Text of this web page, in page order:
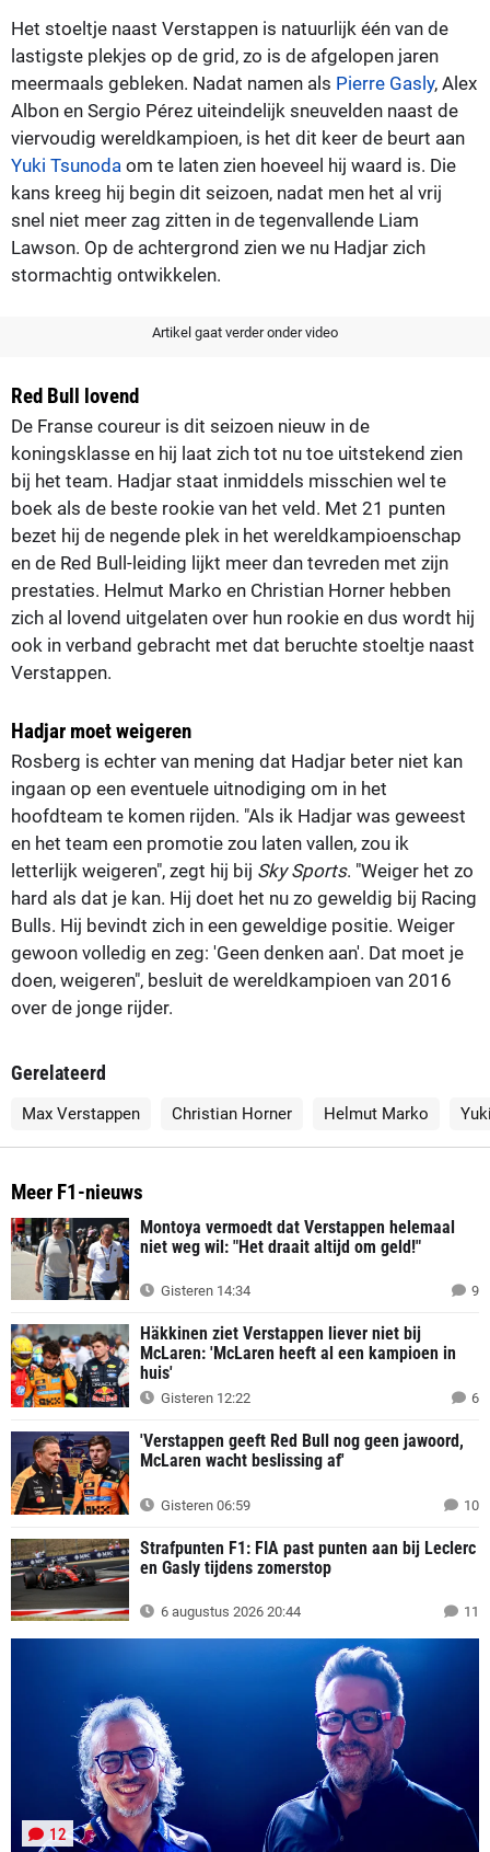
Het stoeltje naast Verstappen is natuurlijk één van de
lastigste plekjes op de grid, zo is de afgelopen jaren
meermaals gebleken. Nadat namen als Pierre Gasly, Alex
Albon en Sergio Pérez uiteindelijk sneuvelden naast de
viervoudig wereldkampioen, is het dit keer de beurt aan
Yuki Tsunoda om te laten zien hoeveel hij waard is. Die
kans kreeg hij begin dit seizoen, nadat men het al vrij
snel niet meer zag zitten in de tegenvallende Liam
Lawson. Op de achtergrond zien we nu Hadjar zich
stormachtig ontwikkelen.
Artikel gaat verder onder video
Red Bull lovend
De Franse coureur is dit seizoen nieuw in de
koningsklasse en hij laat zich tot nu toe uitstekend zien
bij het team. Hadjar staat inmiddels misschien wel te
boek als de beste rookie van het veld. Met 21 punten
bezet hij de negende plek in het wereldkampioenschap
en de Red Bull-leiding lijkt meer dan tevreden met zijn
prestaties. Helmut Marko en Christian Horner hebben
zich al lovend uitgelaten over hun rookie en dus wordt hij
ook in verband gebracht met dat beruchte stoeltje naast
Verstappen.
Hadjar moet weigeren
Rosberg is echter van mening dat Hadjar beter niet kan
ingaan op een eventuele uitnodiging om in het
hoofdteam te komen rijden. "Als ik Hadjar was geweest
en het team een promotie zou laten vallen, zou ik
letterlijk weigeren", zegt hij bij Sky Sports. "Weiger het zo
hard als dat je kan. Hij doet het nu zo geweldig bij Racing
Bulls. Hij bevindt zich in een geweldige positie. Weiger
gewoon volledig en zeg: 'Geen denken aan'. Dat moet je
doen, weigeren", besluit de wereldkampioen van 2016
over de jonge rijder.
Gerelateerd
Max Verstappen Christian Horner Helmut Marko
Meer F1-nieuws
Montoya vermoedt dat Verstappen helemaal
niet weg wil: "Het draait altijd om geld!"
Gisteren 14:34 9
Häkkinen ziet Verstappen liever niet bij
McLaren: 'McLaren heeft al een kampioen in
huis'
Gisteren 12:22 6
'Verstappen geeft Red Bull nog geen jawoord,
McLaren wacht beslissing af'
Gisteren 06:59 10
Strafpunten F1: FIA past punten aan bij Leclerc
en Gasly tijdens zomerstop
6 augustus 2026 20:44 11
12